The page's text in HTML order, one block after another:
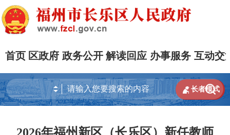
首页 区政府 政务公开 解读回应 办事服务 互动交

 长者模式
2026年福州新区（长乐区）新任教师